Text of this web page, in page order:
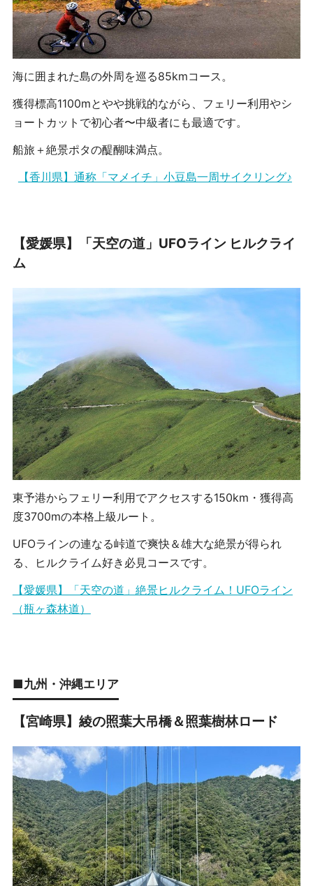
海に囲まれた島の外周を巡る85kmコース。
獲得標高1100mとやや挑戦的ながら、フェリー利用やシ
ョートカットで初心者〜中級者にも最適です。
船旅＋絶景ポタの醍醐味満点。
【香川県】通称「マメイチ」小豆島一周サイクリング♪
【愛媛県】「天空の道」UFOライン ヒルクライ
ム
東予港からフェリー利用でアクセスする150km・獲得高
度3700mの本格上級ルート。
UFOラインの連なる峠道で爽快＆雄大な絶景が得られ
る、ヒルクライム好き必見コースです。
【愛媛県】「天空の道」絶景ヒルクライム！UFOライン
（瓶ヶ森林道）
■九州・沖縄エリア
【宮崎県】綾の照葉大吊橋＆照葉樹林ロード